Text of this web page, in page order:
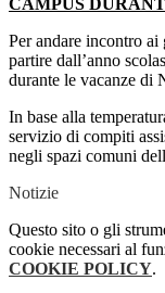
CAMPUS
Per andare incontro ai
partire dall’anno
durante le vacanze di
In base alla
servizio di compiti
negli spazi comuni
Notizie
Questo sito o gli
cookie necessari al
COOKIE POLICY.